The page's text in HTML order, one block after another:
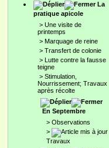
La
pratique apicole
> Une visite de
printemps
> Marquage de reine
> Transfert de colonie
> Lutte contre la fausse
teigne
> Stimulation,
Nourrissement; Travaux
après récolte
En Septembre
> Observations
>
Travaux